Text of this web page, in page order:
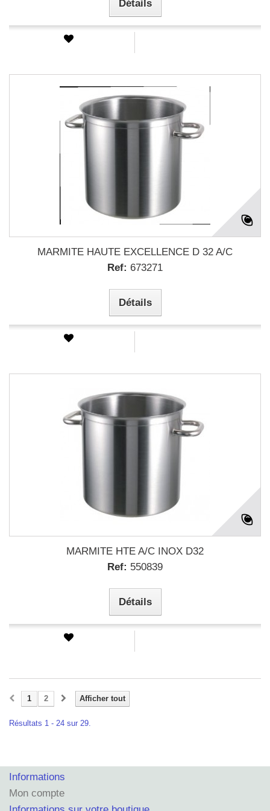
Détails
MARMITE HAUTE EXCELLENCE D 32 A/C
Ref: 673271
Détails
MARMITE HTE A/C INOX D32
Ref: 550839
Détails
Afficher tout
1 2
Résultats 1 - 24 sur 29.
Informations
Mon compte